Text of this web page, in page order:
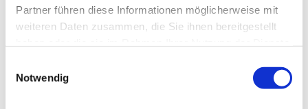
Partner führen diese Informationen möglicherweise mit
weiteren Daten zusammen, die Sie ihnen bereitgestellt
Notwendig